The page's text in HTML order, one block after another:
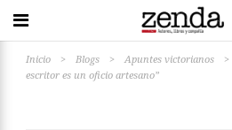
Inicio > Blogs > Apuntes victorianos >
escritor es un oficio artesano”